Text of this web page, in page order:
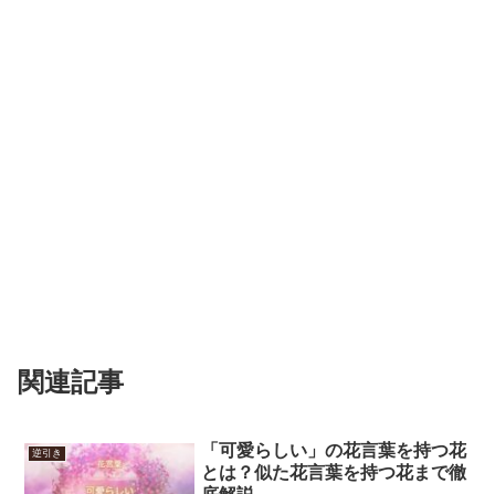
関連記事
逆引き
「可愛らしい」の花言葉を持つ花
とは？似た花言葉を持つ花まで徹